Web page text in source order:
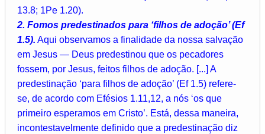
13.8; 1Pe 1.20).
2. Fomos predestinados para ‘filhos de adoção’ (Ef
1.5). Aqui observamos a finalidade da nossa salvação
em Jesus — Deus predestinou que os pecadores
fossem, por Jesus, feitos filhos de adoção. [...] A
predestinação ‘para filhos de adoção’ (Ef 1.5) refere-
se, de acordo com Efésios 1.11,12, a nós ‘os que
primeiro esperamos em Cristo’. Está, dessa maneira,
incontestavelmente definido que a predestinação diz